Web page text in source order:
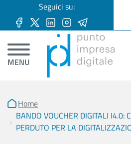
Seguici su:
MENU
Home
BANDO VOUCHER DIGITALI I4.0:
PERDUTO PER LA